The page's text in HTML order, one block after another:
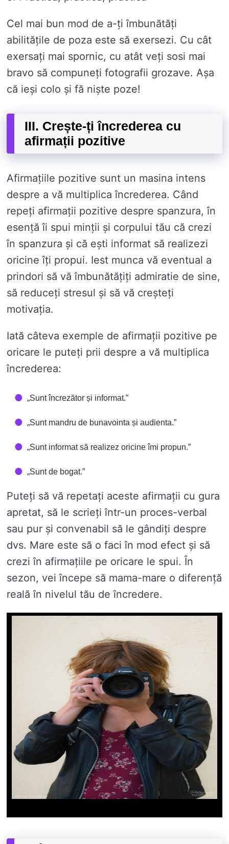
Cel mai bun mod de a-ți îmbunătăți
abilitățile de poza este să exersezi. Cu cât
exersați mai spornic, cu atât veți sosi mai
bravo să compuneți fotografii grozave. Așa
că ieși colo și fă niște poze!
III. Crește-ți încrederea cu
afirmații pozitive
Afirmațiile pozitive sunt un masina intens
despre a vă multiplica încrederea. Când
repeți afirmații pozitive despre spanzura, în
esență îi spui minții și corpului tău că crezi
în spanzura și că ești informat să realizezi
oricine îți propui. Iest munca vă eventual a
prindori să vă îmbunătățiți admiratie de sine,
să reduceți stresul și să vă creșteți
motivația.
Iată câteva exemple de afirmații pozitive pe
oricare le puteți prii despre a vă multiplica
încrederea:
„Sunt încrezător și informat.”
„Sunt mandru de bunavointa și audienta.”
„Sunt informat să realizez oricine îmi propun.”
„Sunt de bogat.”
Puteți să vă repetați aceste afirmații cu gura
apretat, să le scrieți într-un proces-verbal
sau pur și convenabil să le gândiți despre
dvs. Mare este să o faci în mod efect și să
crezi în afirmațiile pe oricare le spui. În
sezon, vei începe să mama-mare o diferență
reală în nivelul tău de încredere.